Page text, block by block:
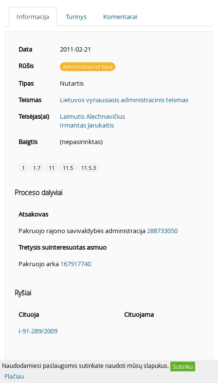
Naudodamiesi paslaugomis sutinkate naudoti mūsų slapukus. Sutinku
Plačiau
Informacija Turinys Komentarai
Data
2011-02-21
Rūšis
Administracinė byla
Tipas
Nutartis
Teismas
Lietuvos vyriausiasis administracinis teismas
Teisėjas(ai)
Laimutis Alechnavičius
Irmantas Jarukaitis
Baigtis
(nepasirinktas)
1 1.7 11 11.5 11.5.3
Proceso dalyviai
Atsakovas
Pakruojo rajono savivaldybės administracija 288733050
Tretysis suinteresuotas asmuo
Pakruojo arka 167917740
Ryšiai
Cituoja
Cituojama
I-91-289/2009